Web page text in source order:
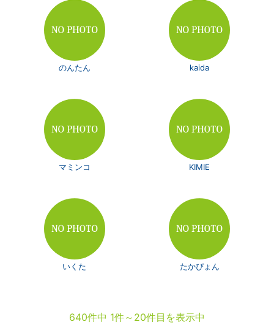
のんたん kaida
マミンコ KIMIE
いくた たかぴょん
640件中 1件～20件目を表示中